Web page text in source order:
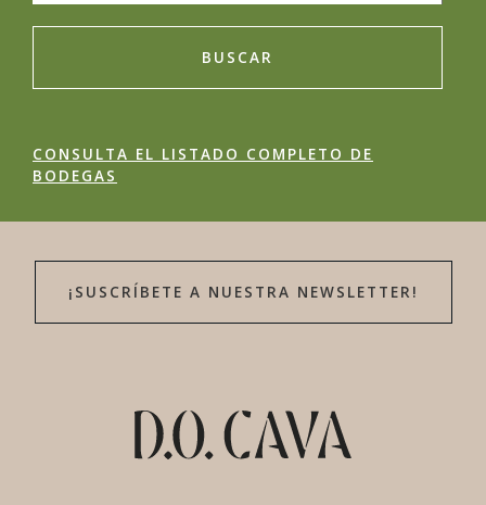
BUSCAR
CONSULTA EL LISTADO COMPLETO DE
BODEGAS
¡SUSCRÍBETE A NUESTRA NEWSLETTER!